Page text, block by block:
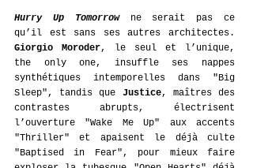
Hurry Up Tomorrow ne serait pas ce
Giorgio Moroder, le seul et l’unique,
the only one, insuffle ses nappes
synthétiques intemporelles dans "Big
Sleep", tandis que Justice, maîtres des
contrastes abrupts, électrisent
l’ouverture "Wake Me Up" aux accents
"Thriller" et apaisent le déjà culte
"Baptised in Fear", pour mieux faire